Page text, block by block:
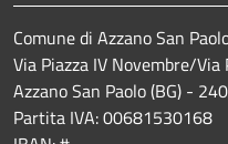
Comune di Azzano San
Via Piazza IV Novembre/
Azzano San Paolo (BG) -
Partita IVA: 00681530168